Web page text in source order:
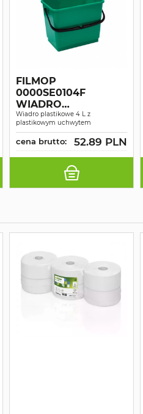
FILMOP
0000SE0104F
WIADRO
PLASTIKOWE 4L Z
RĄCZKĄ ZIELONE
Wiadro plastikowe 4 L z
plastikowym uchwytem
cena brutto: 52.89 PLN